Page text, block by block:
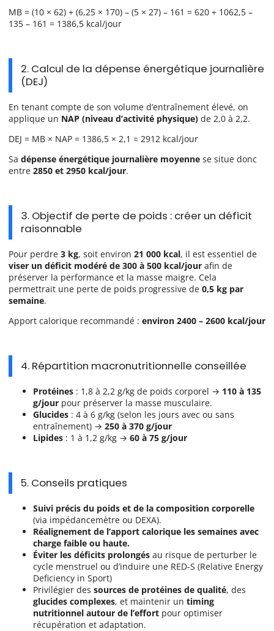
MB = (10 × 62) + (6,25 × 170) – (5 × 27) – 161 = 620 + 1062,5 –
135 – 161 = 1386,5 kcal/jour
2. Calcul de la dépense énergétique journalière
(DEJ)
En tenant compte de son volume d’entraînement élevé, on
applique un NAP (niveau d’activité physique) de 2,0 à 2,2.
DEJ = MB × NAP = 1386,5 × 2,1 ≈ 2912 kcal/jour
Sa dépense énergétique journalière moyenne se situe donc
entre 2850 et 2950 kcal/jour.
3. Objectif de perte de poids : créer un déficit
raisonnable
Pour perdre 3 kg, soit environ 21 000 kcal, il est essentiel de
viser un déficit modéré de 300 à 500 kcal/jour afin de
préserver la performance et la masse maigre. Cela
permettrait une perte de poids progressive de 0,5 kg par
semaine.
Apport calorique recommandé : environ 2400 – 2600 kcal/jour
4. Répartition macronutritionnelle conseillée
Protéines : 1,8 à 2,2 g/kg de poids corporel → 110 à 135
g/jour pour préserver la masse musculaire.
Glucides : 4 à 6 g/kg (selon les jours avec ou sans
entraînement) → 250 à 370 g/jour
Lipides : 1 à 1,2 g/kg → 60 à 75 g/jour
5. Conseils pratiques
Suivi précis du poids et de la composition corporelle
(via impédancemètre ou DEXA).
Réalignement de l’apport calorique les semaines avec
charge faible ou haute.
Éviter les déficits prolongés au risque de perturber le
cycle menstruel ou d’induire une RED-S (Relative Energy
Deficiency in Sport)
Privilégier des sources de protéines de qualité, des
glucides complexes, et maintenir un timing
nutritionnel autour de l’effort pour optimiser
récupération et adaptation.